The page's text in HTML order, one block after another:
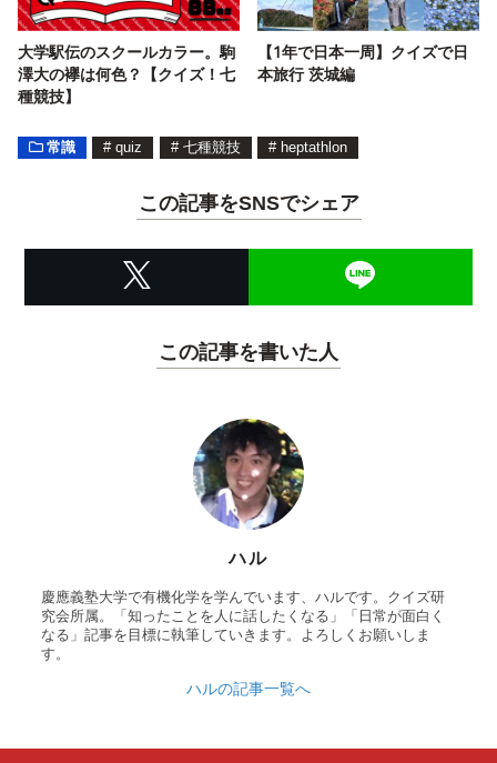
大学駅伝のスクールカラー。駒
澤大の襷は何色？【クイズ！七
種競技】
【1年で日本一周】クイズで日
本旅行 茨城編
常識 # quiz # 七種競技 # heptathlon
この記事をSNSでシェア
この記事を書いた人
ハル
慶應義塾大学で有機化学を学んでいます、ハルです。クイズ研
究会所属。「知ったことを人に話したくなる」「日常が面白く
なる」記事を目標に執筆していきます。よろしくお願いしま
す。
ハルの記事一覧へ